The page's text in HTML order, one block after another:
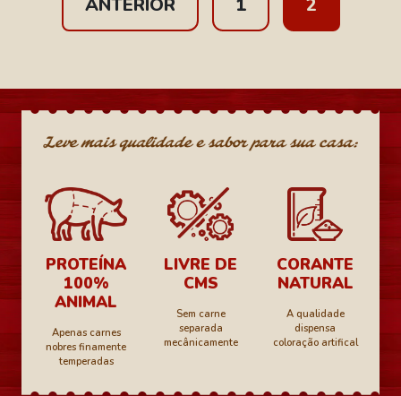
ANTERIOR 1 2
PROTEÍNA
100%
ANIMAL
Apenas carnes
nobres finamente
temperadas
LIVRE DE
CMS
Sem carne
separada
mecânicamente
CORANTE
NATURAL
A qualidade
dispensa
coloração artifical